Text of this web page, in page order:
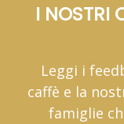
I NOSTRI
Leggi i
caffè e la
famiglie